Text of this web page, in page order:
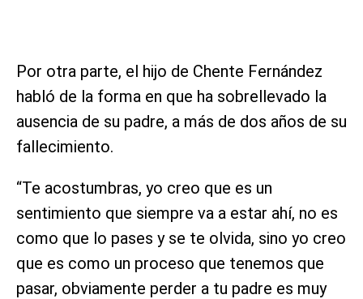
Por otra parte, el hijo de Chente Fernández
habló de la forma en que ha sobrellevado la
ausencia de su padre, a más de dos años de su
fallecimiento.
“Te acostumbras, yo creo que es un
sentimiento que siempre va a estar ahí, no es
como que lo pases y se te olvida, sino yo creo
que es como un proceso que tenemos que
pasar, obviamente perder a tu padre es muy